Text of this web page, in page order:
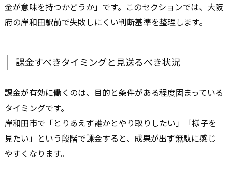
金が意味を持つかどうか」です。このセクションでは、大阪
府の岸和田駅前で失敗しにくい判断基準を整理します。
課金すべきタイミングと見送るべき状況
課金が有効に働くのは、目的と条件がある程度固まっている
タイミングです。
岸和田市で「とりあえず誰かとやり取りしたい」「様子を
見たい」という段階で課金すると、成果が出ず無駄に感じ
やすくなります。